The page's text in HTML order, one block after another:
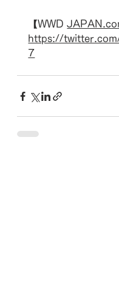
【WWD
https://
7